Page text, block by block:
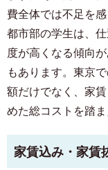
費全体では不足を
都市部の学生は、
度が高くなる傾向
もあります。東京
額だけでなく、家
めた総コストを踏
家賃込み・家賃